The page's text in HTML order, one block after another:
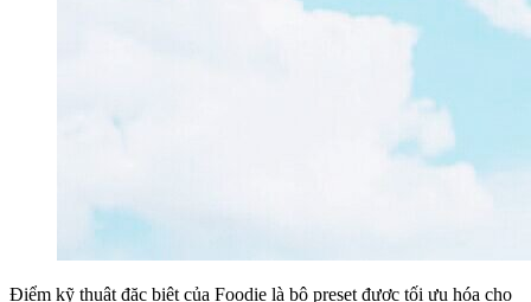
Điểm kỹ thuật đặc biệt của Foodie là bộ preset được tối ưu hóa cho